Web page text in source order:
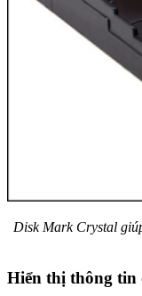
Disk Mark Crystal
Hiển thị thông tin